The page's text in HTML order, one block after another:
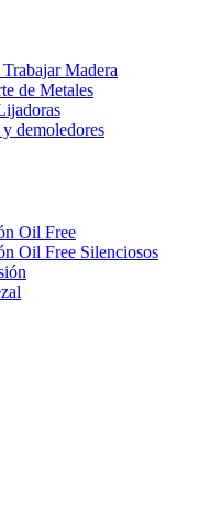
Madera
de Metales
demoledores
Oil Free
Oil Free Silenciosos